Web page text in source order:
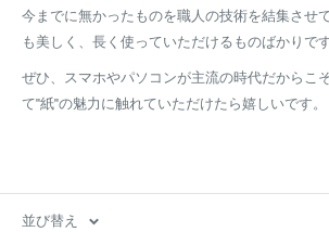
今までに無かったものを職人の技術を結集させ
も美しく、長く使っていただけるものばかりです
ぜひ、スマホやパソコンが主流の時代だからこ
て"紙"の魅力に触れていただけたら嬉しいです。
並び替え